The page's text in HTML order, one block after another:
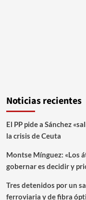
Noticias recientes
El PP pide a Sánchez
la crisis de Ceuta
Montse Mínguez: «Los
gobernar es decidir y
Tres detenidos por un
ferroviaria y de fibra